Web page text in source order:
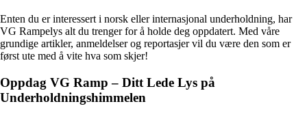
Enten du er interessert i norsk eller internasjonal underholdning, har
VG Rampelys alt du trenger for å holde deg oppdatert. Med våre
grundige artikler, anmeldelser og reportasjer vil du være den som er
først ute med å vite hva som skjer!
Oppdag VG Ramp – Ditt Lede Lys på
Underholdningshimmelen